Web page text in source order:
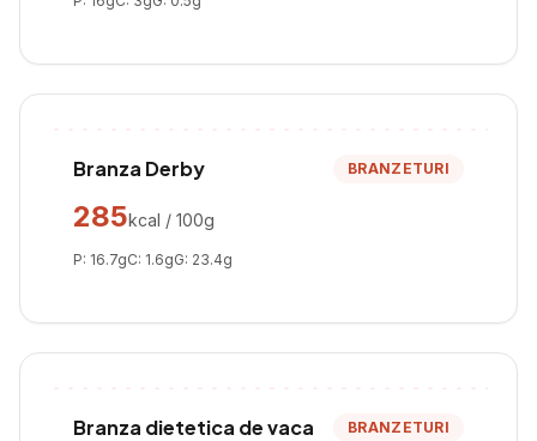
Branza Derby BRANZETURI
285kcal / 100g
P: 16.7gC: 1.6gG: 23.4g
Branza dietetica de vaca
BRANZETURI